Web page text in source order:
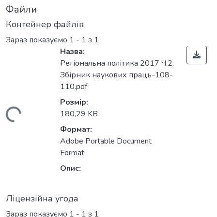
Файли
Контейнер файлів
Зараз показуємо 1 - 1 з 1
Назва:
Регіональна політика 2017 Ч.2.
Збірник наукових праць-108-
110.pdf
Розмір:
180,29 KB
Формат:
Adobe Portable Document
Format
Опис:
Ліцензійна угода
Зараз показуємо 1 - 1 з 1